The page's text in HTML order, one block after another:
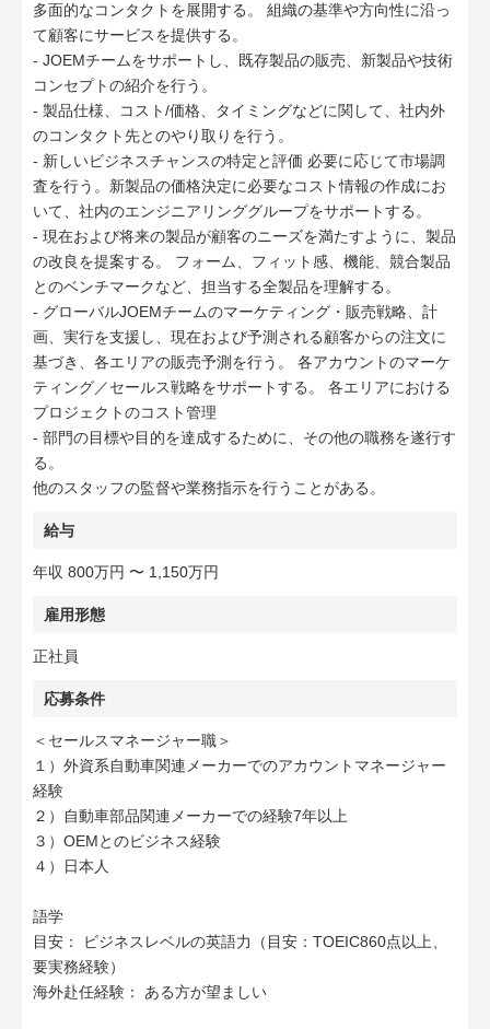
多面的なコンタクトを展開する。 組織の基準や方向性に沿っ
て顧客にサービスを提供する。
- JOEMチームをサポートし、既存製品の販売、新製品や技術
コンセプトの紹介を行う。
- 製品仕様、コスト/価格、タイミングなどに関して、社内外
のコンタクト先とのやり取りを行う。
- 新しいビジネスチャンスの特定と評価 必要に応じて市場調
査を行う。新製品の価格決定に必要なコスト情報の作成にお
いて、社内のエンジニアリンググループをサポートする。
- 現在および将来の製品が顧客のニーズを満たすように、製品
の改良を提案する。 フォーム、フィット感、機能、競合製品
とのベンチマークなど、担当する全製品を理解する。
- グローバルJOEMチームのマーケティング・販売戦略、計
画、実行を支援し、現在および予測される顧客からの注文に
基づき、各エリアの販売予測を行う。 各アカウントのマーケ
ティング／セールス戦略をサポートする。 各エリアにおける
プロジェクトのコスト管理
- 部門の目標や目的を達成するために、その他の職務を遂行す
る。
他のスタッフの監督や業務指示を行うことがある。
給与
年収 800万円 〜 1,150万円
雇用形態
正社員
応募条件
＜セールスマネージャー職＞
１）外資系自動車関連メーカーでのアカウントマネージャー
経験
２）自動車部品関連メーカーでの経験7年以上
３）OEMとのビジネス経験
４）日本人
語学
目安： ビジネスレベルの英語力（目安：TOEIC860点以上、
要実務経験）
海外赴任経験： ある方が望ましい